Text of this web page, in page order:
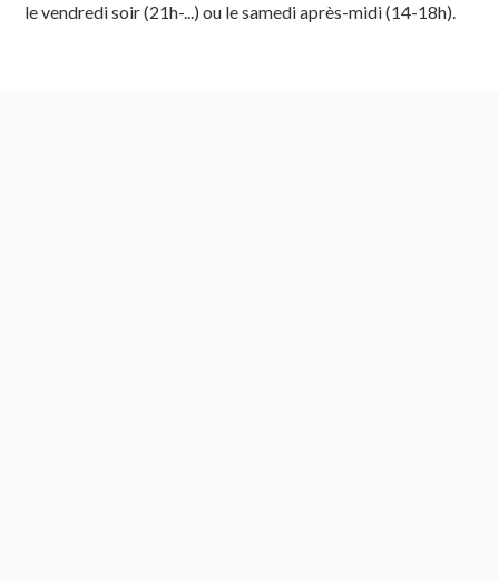
le vendredi soir (21h-...) ou le samedi après-midi (14-18h).